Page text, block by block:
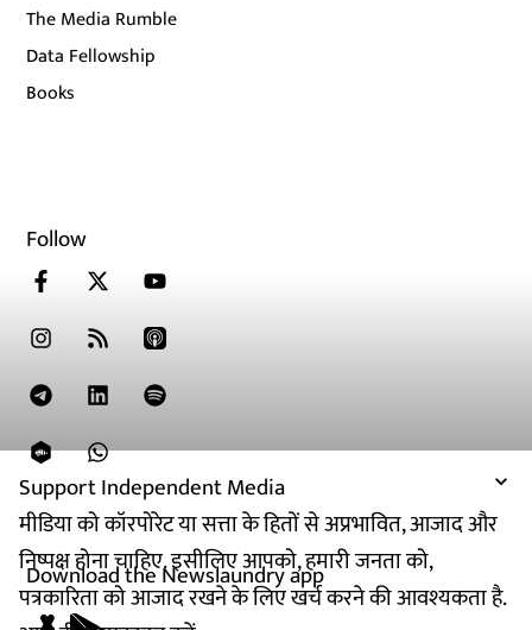
Support Independent Media
मीडिया को कॉरपोरेट या सत्ता के हितों से अप्रभावित, आजाद और
निष्पक्ष होना चाहिए. इसीलिए आपको, हमारी जनता को,
पत्रकारिता को आजाद रखने के लिए खर्च करने की आवश्यकता है.
The Media Rumble
Data Fellowship
Books
Follow
Download the Newslaundry app